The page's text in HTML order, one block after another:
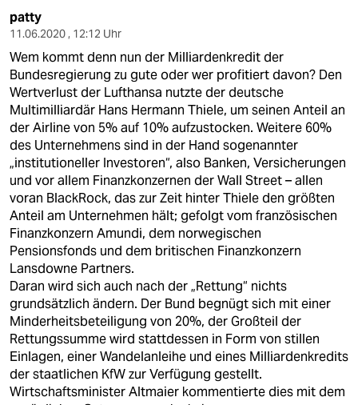
patty
11.06.2020 , 12:12 Uhr
Wem kommt denn nun der Milliardenkredit der
Bundesregierung zu gute oder wer profitiert davon? Den
Wertverlust der Lufthansa nutzte der deutsche
Multimilliardär Hans Hermann Thiele, um seinen Anteil an
der Airline von 5% auf 10% aufzustocken. Weitere 60%
des Unternehmens sind in der Hand sogenannter
„institutioneller Investoren“, also Banken, Versicherungen
und vor allem Finanzkonzernen der Wall Street – allen
voran BlackRock, das zur Zeit hinter Thiele den größten
Anteil am Unternehmen hält; gefolgt vom französischen
Finanzkonzern Amundi, dem norwegischen
Pensionsfonds und dem britischen Finanzkonzern
Lansdowne Partners.
Daran wird sich auch nach der „Rettung“ nichts
grundsätzlich ändern. Der Bund begnügt sich mit einer
Minderheitsbeteiligung von 20%, der Großteil der
Rettungssumme wird stattdessen in Form von stillen
Einlagen, einer Wandelanleihe und eines Milliardenkredits
der staatlichen KfW zur Verfügung gestellt.
Wirtschaftsminister Altmaier kommentierte dies mit dem